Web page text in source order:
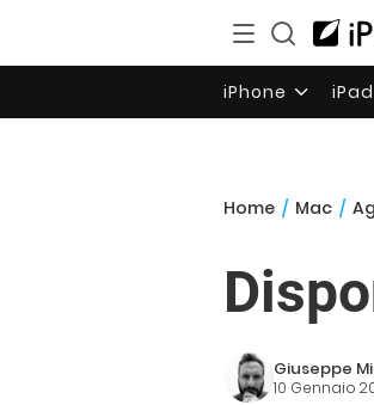
iPhone iPad
Home / Mac /
Giuseppe
10 Gennaio